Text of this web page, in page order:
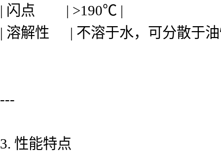
| 闪点 | >190℃ |
| 溶解性 | 不溶于水，可分散于油
---
3. 性能特点